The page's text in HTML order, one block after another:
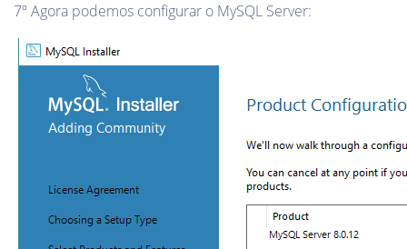
7º Agora podemos configurar o MySQL Server: